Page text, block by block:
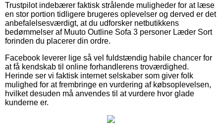
Trustpilot indebærer faktisk strålende muligheder for at læse
en stor portion tidligere brugeres oplevelser og derved er det
anbefalelsesværdigt, at du udforsker netbutikkens
bedømmelser af Muuto Outline Sofa 3 personer Læder Sort
forinden du placerer din ordre.
Facebook leverer lige så vel fuldstændig habile chancer for
at få kendskab til online forhandlerens troværdighed.
Herinde ser vi faktisk internet selskaber som giver folk
mulighed for at frembringe en vurdering af købsoplevelsen,
hvilket desuden må anvendes til at vurdere hvor glade
kunderne er.